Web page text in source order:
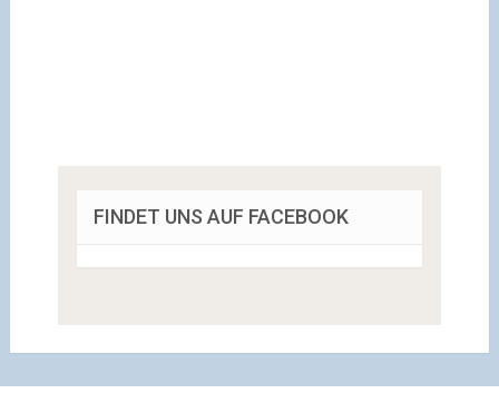
FINDET UNS AUF FACEBOOK